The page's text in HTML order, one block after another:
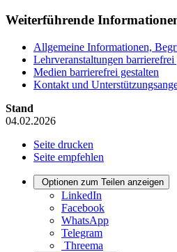
Weiterführende
Allgemeine Informationen,
Lehrveranstaltungen barrierefrei
Medien barrierefrei gestalten
Kontakt und
Stand
04.02.2026
Seite drucken
Seite empfehlen
Optionen zum Teilen anzeigen
LinkedIn
Facebook
WhatsApp
Telegram
Threema